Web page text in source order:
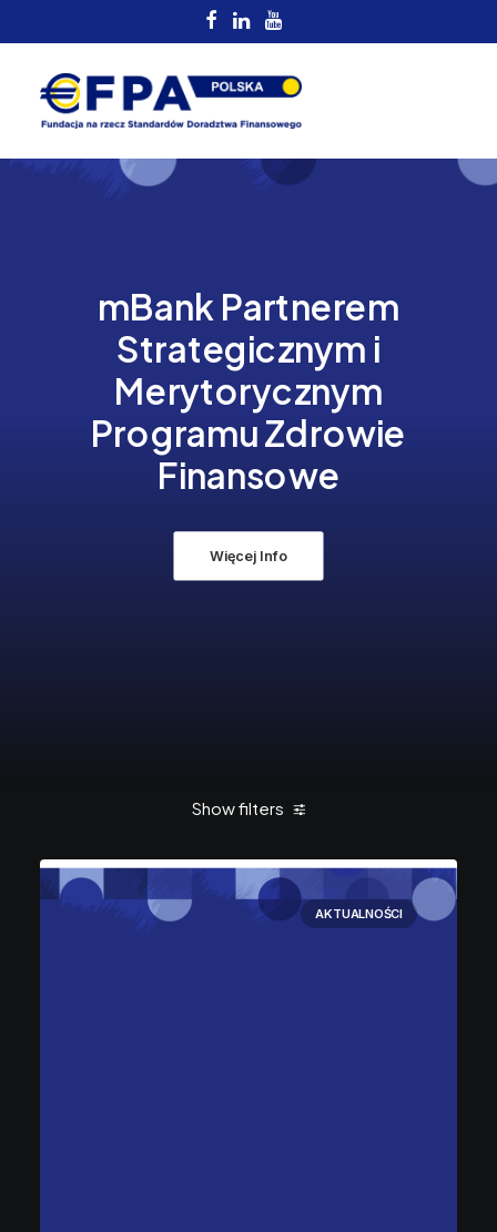
mBank Partnerem
Strategicznym i
Merytorycznym
Programu Zdrowie
Finansowe
Więcej Info
Show filters
AKTUALNOŚCI